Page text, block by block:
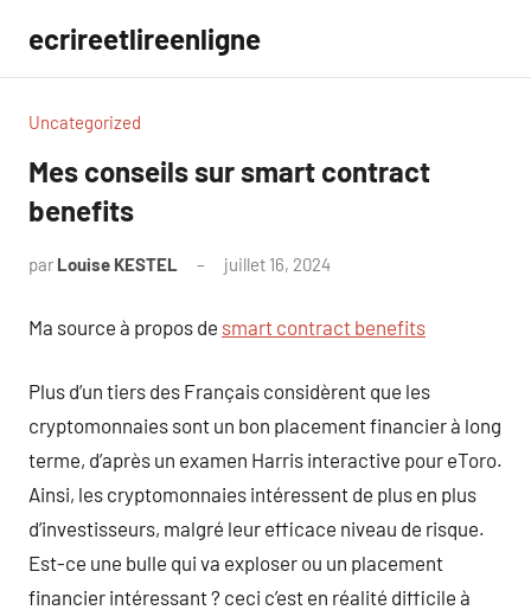
contenu
ecrireetlireenligne
Uncategorized
Mes conseils sur smart contract
benefits
par Louise KESTEL juillet 16, 2024
Ma source à propos de smart contract benefits
Plus d’un tiers des Français considèrent que les
cryptomonnaies sont un bon placement financier à long
terme, d’après un examen Harris interactive pour eToro.
Ainsi, les cryptomonnaies intéressent de plus en plus
d’investisseurs, malgré leur efficace niveau de risque.
Est-ce une bulle qui va exploser ou un placement
financier intéressant ? ceci c’est en réalité difficile à